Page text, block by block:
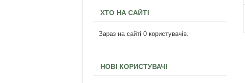
ХТО НА САЙТІ
Зараз на сайті 0 користувачів.
НОВІ КОРИСТУВАЧІ